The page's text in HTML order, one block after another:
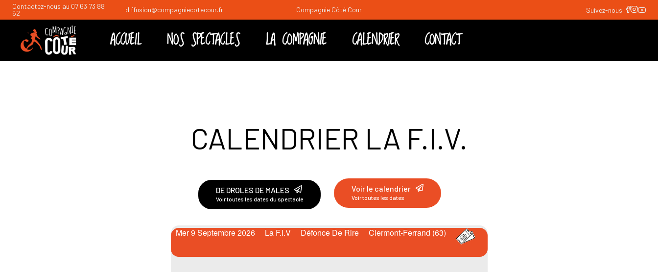
Contactez-nous au 07 63 73 88
62
diffusion@compagniecotecour.fr Compagnie Côté Cour Suivez-nous :
ACCUEIL NOS SPECTACLES
Impros à gogo
LA COMPAGNIE CALENDRIER CONTACT
CALENDRIER LA F.I.V.
DE DROLES DE MALES
Voir toutes les dates du spectacle
Voir le calendrier
Voir toutes les dates
Mer 9 Septembre 2026 La F.I.V Défonce De Rire Clermont-Ferrand (63)